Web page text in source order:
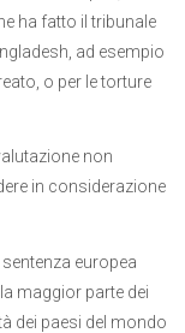
ha fatto il tribunale
ad esempio
o per le torture
non
in considerazione
sentenza europea
maggior parte dei
dei paesi del mondo